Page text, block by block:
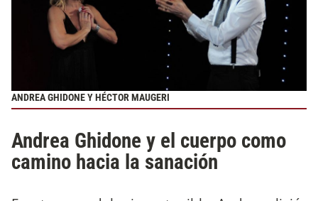
ANDREA GHIDONE Y HÉCTOR MAUGERI
Andrea Ghidone y el cuerpo como
camino hacia la sanación